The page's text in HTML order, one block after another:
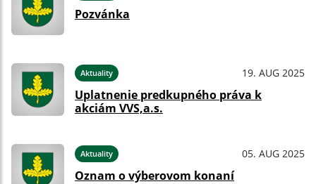
Pozvánka
Aktuality 19. AUG 2025
Uplatnenie predkupného práva k
akciám VVS,a.s.
Aktuality 05. AUG 2025
Oznam o výberovom konaní